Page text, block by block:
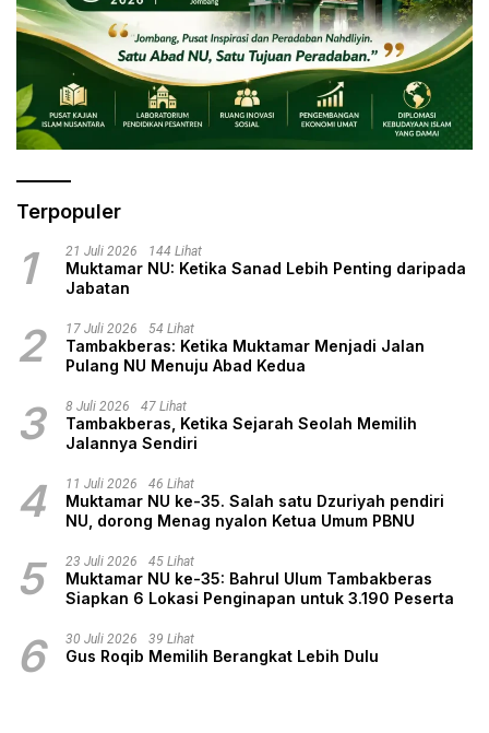
Terpopuler
1 21 Juli 2026 144 Lihat
Muktamar NU: Ketika Sanad Lebih Penting daripada
Jabatan
2 17 Juli 2026 54 Lihat
Tambakberas: Ketika Muktamar Menjadi Jalan
Pulang NU Menuju Abad Kedua
3 8 Juli 2026 47 Lihat
Tambakberas, Ketika Sejarah Seolah Memilih
Jalannya Sendiri
4 11 Juli 2026 46 Lihat
Muktamar NU ke-35. Salah satu Dzuriyah pendiri
NU, dorong Menag nyalon Ketua Umum PBNU
5 23 Juli 2026 45 Lihat
Muktamar NU ke-35: Bahrul Ulum Tambakberas
Siapkan 6 Lokasi Penginapan untuk 3.190 Peserta
6 30 Juli 2026 39 Lihat
Gus Roqib Memilih Berangkat Lebih Dulu